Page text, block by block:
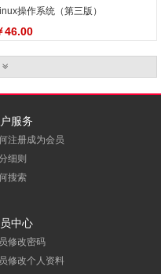
操作系统（第三版）
46.00
服务
注册成为会员
细则
搜索
中心
修改密码
修改个人资料